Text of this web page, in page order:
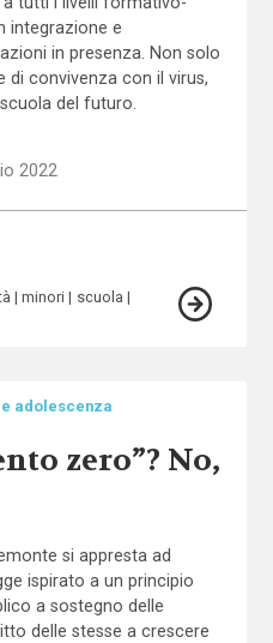
integrazione e
in presenza. Non solo
di convivenza con il virus,
del futuro.
2022
minori
scuola
adolescenza
zero”? No,
si appresta ad
ispirato a un principio
a sostegno delle
delle stesse a crescere